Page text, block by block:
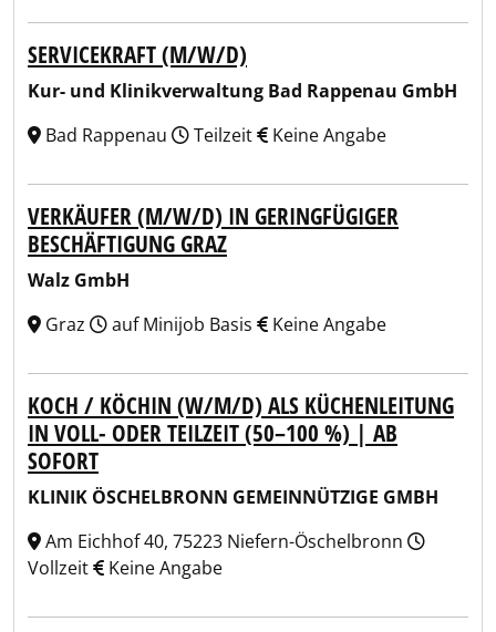
SERVICEKRAFT (M/W/D)
Kur- und Klinikverwaltung Bad Rappenau GmbH
Bad Rappenau
Teilzeit Keine Angabe
VERKÄUFER (M/W/D) IN GERINGFÜGIGER
BESCHÄFTIGUNG GRAZ
Walz GmbH
Graz
auf Minijob Basis Keine Angabe
KOCH / KÖCHIN (W/M/D) ALS KÜCHENLEITUNG
IN VOLL- ODER TEILZEIT (50–100 %) | AB
SOFORT
KLINIK ÖSCHELBRONN GEMEINNÜTZIGE GMBH
Am Eichhof 40, 75223 Niefern-Öschelbronn
Vollzeit
Keine Angabe